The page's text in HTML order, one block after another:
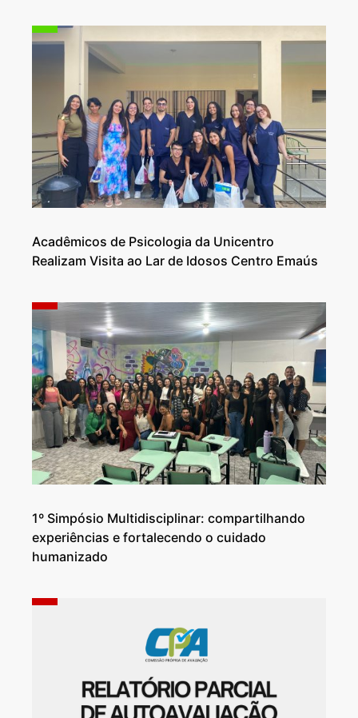
Acadêmicos de Psicologia da Unicentro
Realizam Visita ao Lar de Idosos Centro Emaús
1º Simpósio Multidisciplinar: compartilhando
experiências e fortalecendo o cuidado
humanizado